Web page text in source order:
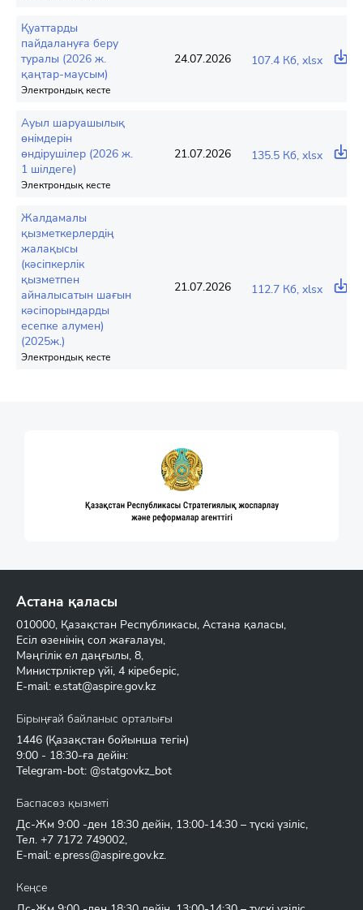
Қуаттарды
пайдалануға беру
туралы (2026 ж.
қаңтар-маусым)
Электрондық кесте
24.07.2026 107.4 Кб, xlsx
Ауыл шаруашылық
өнімдерін
өндірушілер (2026 ж.
1 шілдеге)
Электрондық кесте
21.07.2026 135.5 Кб, xlsx
Жалдамалы
қызметкерлердің
жалақысы
(кәсіпкерлік
қызметпен
айналысатын шағын
кәсіпорындарды
есепке алумен)
(2025ж.)
Электрондық кесте
21.07.2026 112.7 Кб, xlsx
Астана қаласы
010000, Қазақстан Республикасы, Астана қаласы,
Есіл өзенінің сол жағалауы,
Мәңгілік ел даңғылы, 8,
Министрліктер үйі, 4 кіреберіс,
E-mail: e.stat@aspire.gov.kz
Бірыңғай байланыс орталығы
1446 (Қазақстан бойынша тегін)
9:00 - 18:30-ға дейін:
Telegram-bot: @statgovkz_bot
Баспасөз қызметі
Дс-Жм 9:00 -ден 18:30 дейін, 13:00-14:30 – түскі үзіліс,
Тел. +7 7172 749002,
E-mail: e.press@aspire.gov.kz.
Кеңсе